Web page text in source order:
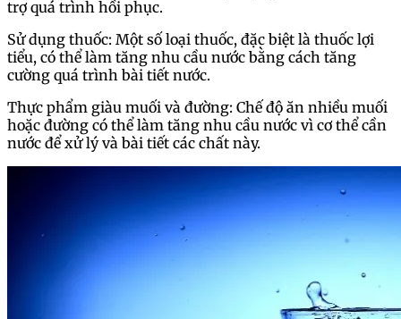
trợ quá trình hồi phục.
Sử dụng thuốc: Một số loại thuốc, đặc biệt là thuốc lợi
tiểu, có thể làm tăng nhu cầu nước bằng cách tăng
cường quá trình bài tiết nước.
Thực phẩm giàu muối và đường: Chế độ ăn nhiều muối
hoặc đường có thể làm tăng nhu cầu nước vì cơ thể cần
nước để xử lý và bài tiết các chất này.